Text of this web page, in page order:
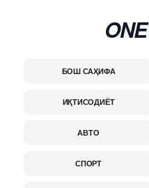
БОШ САҲИФА
ИҚТИСОДИЁТ
АВТО
СПОРТ